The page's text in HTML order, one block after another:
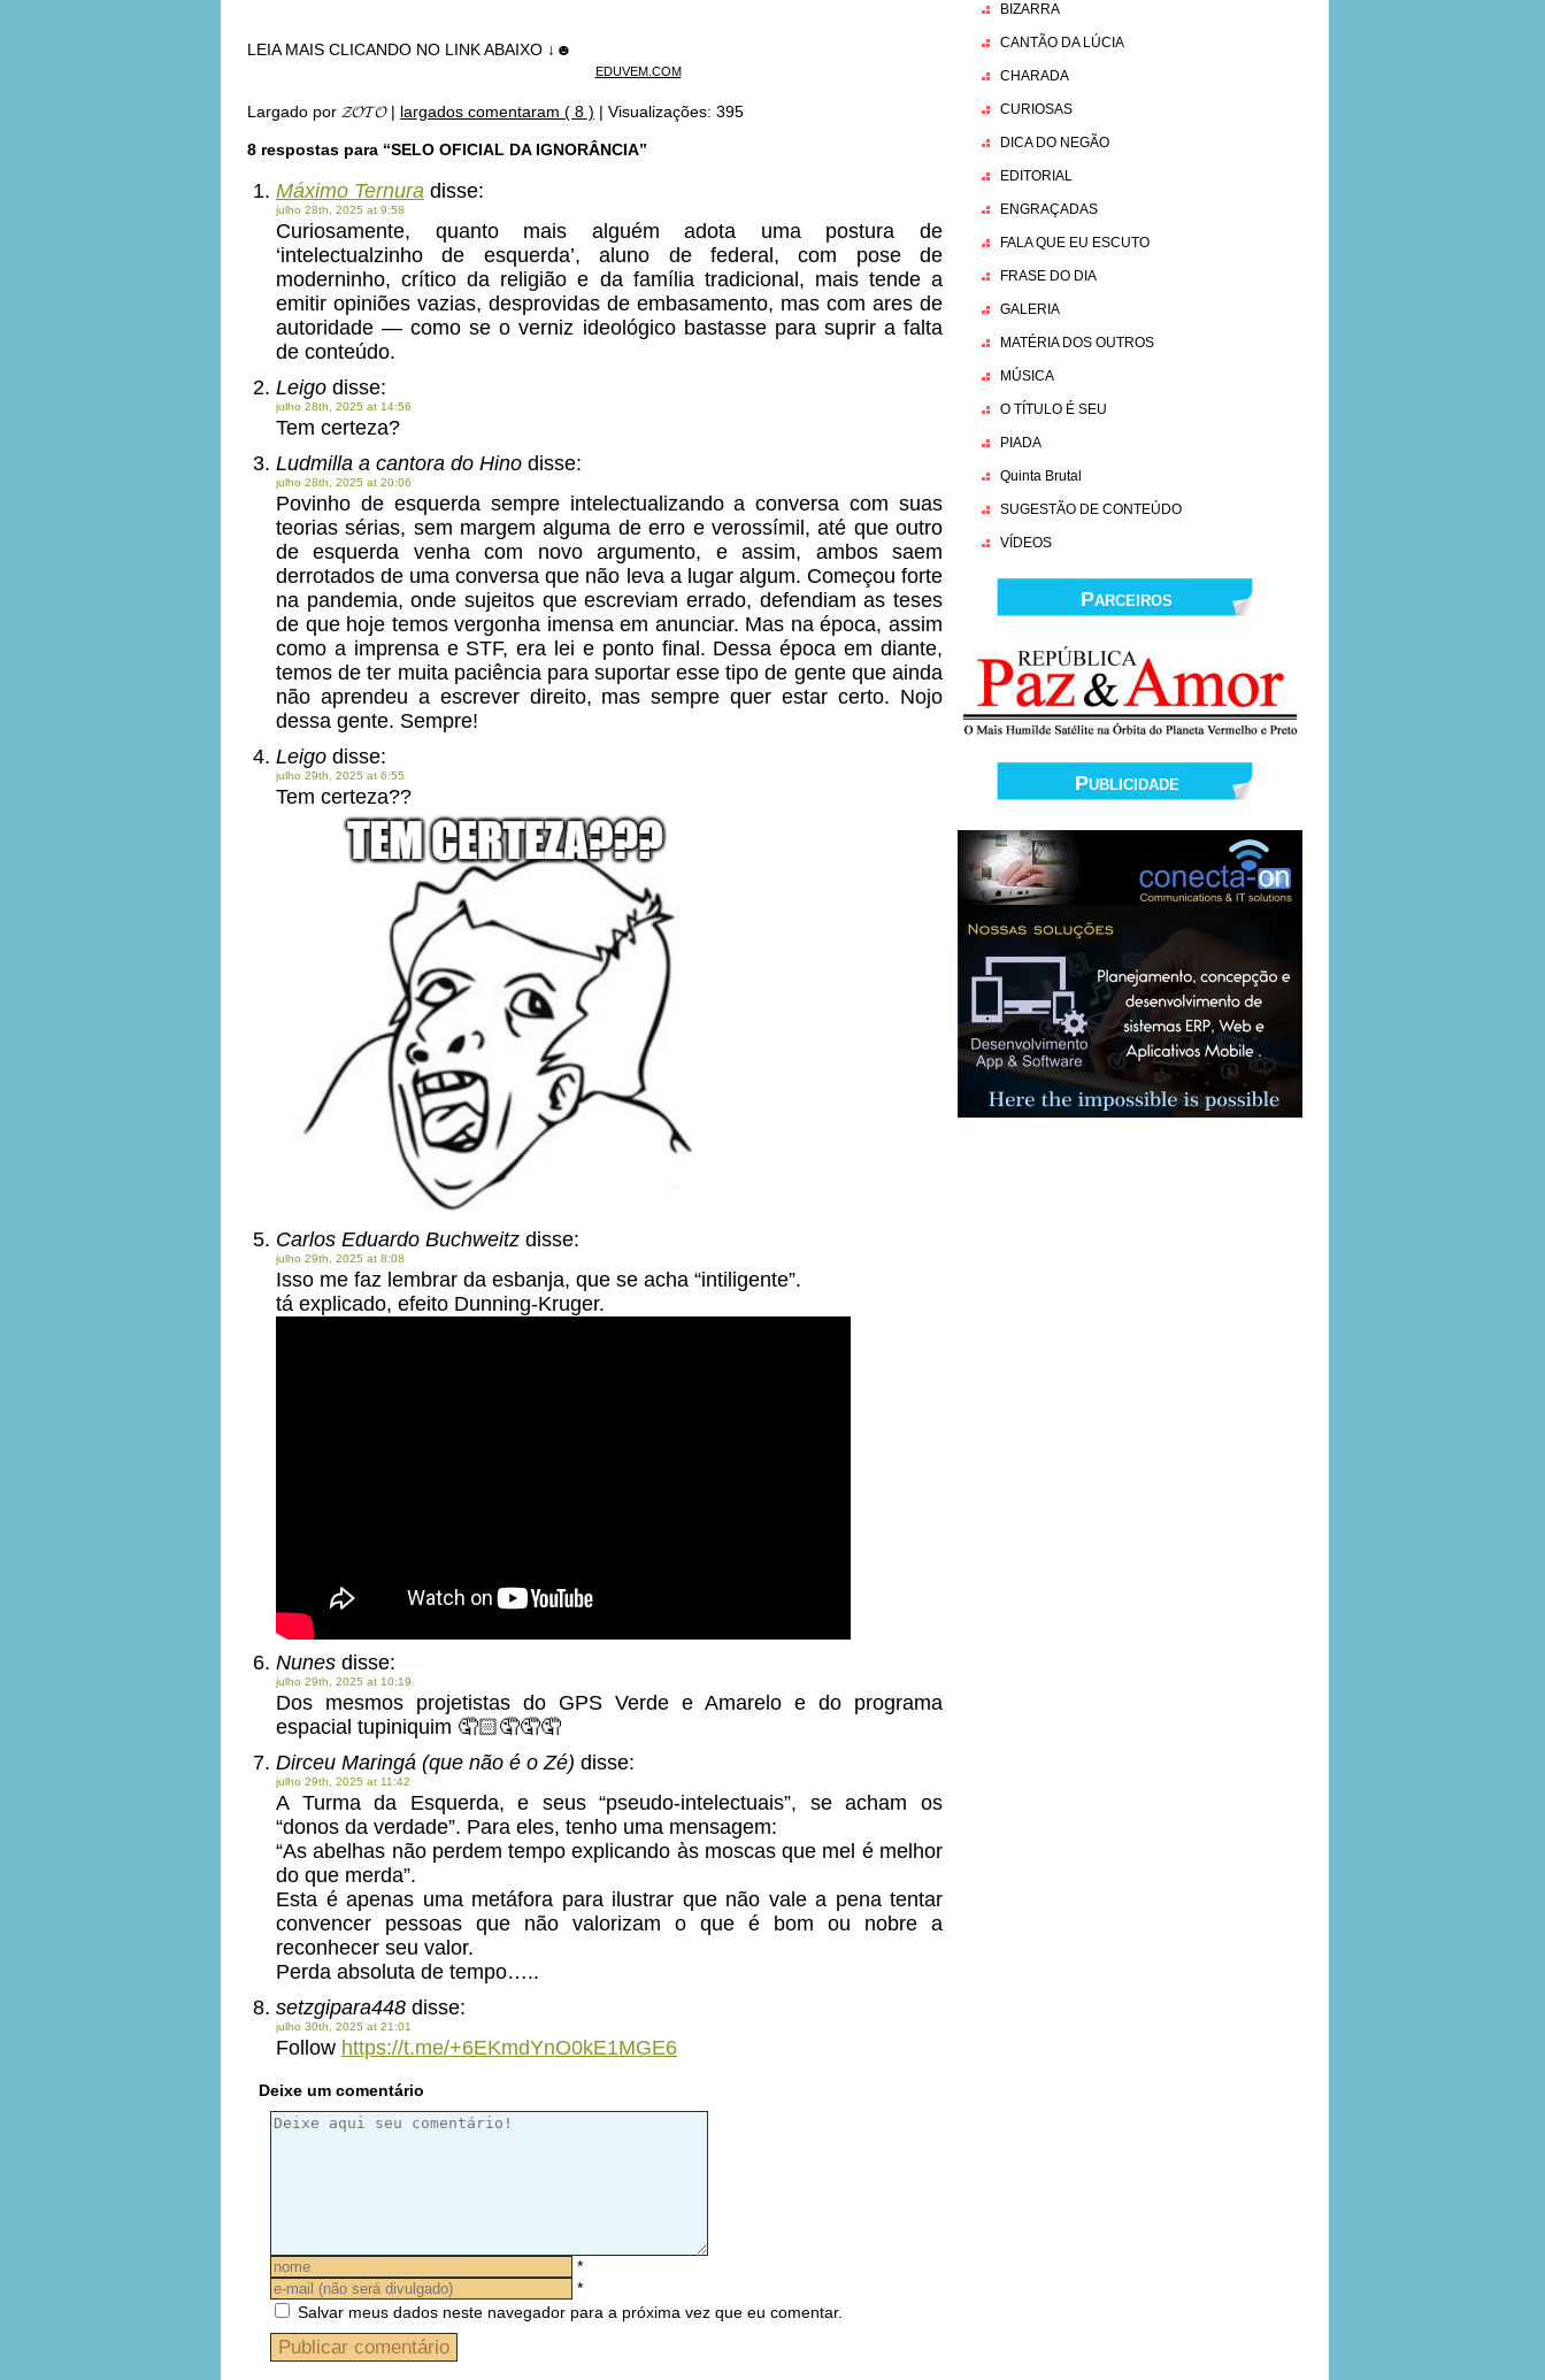
LEIA MAIS CLICANDO NO LINK ABAIXO ↓☻
EDUVEM.COM
Largado por 𝓩𝓞𝓣𝓞| largados comentaram ( 8 ) | Visualizações: 395
8 respostas para “SELO OFICIAL DA IGNORÂNCIA”
Máximo Ternura disse:
julho 28th, 2025 at 9:58
Curiosamente, quanto mais alguém adota uma postura de
‘intelectualzinho de esquerda’, aluno de federal, com pose de
moderninho, crítico da religião e da família tradicional, mais tende a
emitir opiniões vazias, desprovidas de embasamento, mas com ares de
autoridade — como se o verniz ideológico bastasse para suprir a falta
de conteúdo.
Leigo disse:
julho 28th, 2025 at 14:56
Tem certeza?
Ludmilla a cantora do Hino disse:
julho 28th, 2025 at 20:06
Povinho de esquerda sempre intelectualizando a conversa com suas
teorias sérias, sem margem alguma de erro e verossímil, até que outro
de esquerda venha com novo argumento, e assim, ambos saem
derrotados de uma conversa que não leva a lugar algum. Começou forte
na pandemia, onde sujeitos que escreviam errado, defendiam as teses
de que hoje temos vergonha imensa em anunciar. Mas na época, assim
como a imprensa e STF, era lei e ponto final. Dessa época em diante,
temos de ter muita paciência para suportar esse tipo de gente que ainda
não aprendeu a escrever direito, mas sempre quer estar certo. Nojo
dessa gente. Sempre!
Leigo disse:
julho 29th, 2025 at 6:55
Tem certeza??
Carlos Eduardo Buchweitz disse:
julho 29th, 2025 at 8:08
Isso me faz lembrar da esbanja, que se acha “intiligente”.
tá explicado, efeito Dunning-Kruger.
Nunes disse:
julho 29th, 2025 at 10:19
Dos mesmos projetistas do GPS Verde e Amarelo e do programa
espacial tupiniquim 🤦🏻🤦🤦🤦
Dirceu Maringá (que não é o Zé) disse:
julho 29th, 2025 at 11:42
A Turma da Esquerda, e seus “pseudo-intelectuais”, se acham os
“donos da verdade”. Para eles, tenho uma mensagem:
“As abelhas não perdem tempo explicando às moscas que mel é melhor
do que merda”.
Esta é apenas uma metáfora para ilustrar que não vale a pena tentar
convencer pessoas que não valorizam o que é bom ou nobre a
reconhecer seu valor.
Perda absoluta de tempo…..
setzgipara448 disse:
julho 30th, 2025 at 21:01
Follow https://t.me/+6EKmdYnO0kE1MGE6
Deixe um comentário
*
*
Salvar meus dados neste navegador para a próxima vez que eu comentar.
BIZARRA
CANTÃO DA LÚCIA
CHARADA
CURIOSAS
DICA DO NEGÃO
EDITORIAL
ENGRAÇADAS
FALA QUE EU ESCUTO
FRASE DO DIA
GALERIA
MATÉRIA DOS OUTROS
MÚSICA
O TÍTULO É SEU
PIADA
Quinta Brutal
SUGESTÃO DE CONTEÚDO
VÍDEOS
Parceiros
Publicidade